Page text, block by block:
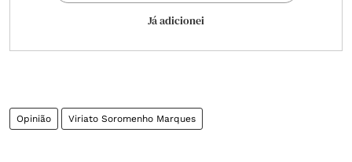
Já adicionei
Opinião Viriato Soromenho Marques